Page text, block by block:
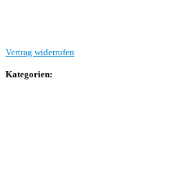
Vertrag widerrufen
Kategorien: